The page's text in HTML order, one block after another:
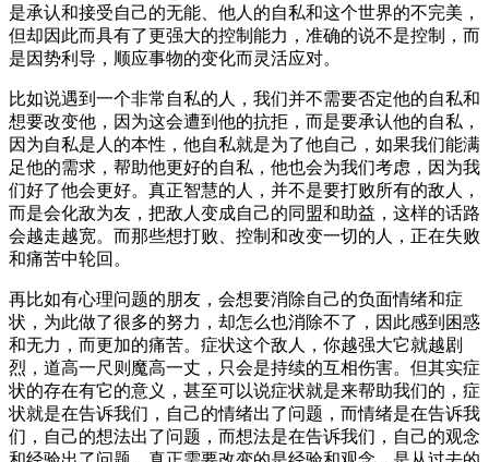
是承认和接受自己的无能、他人的自私和这个世界的不完美，
但却因此而具有了更强大的控制能力，准确的说不是控制，而
是因势利导，顺应事物的变化而灵活应对。
比如说遇到一个非常自私的人，我们并不需要否定他的自私和
想要改变他，因为这会遭到他的抗拒，而是要承认他的自私，
因为自私是人的本性，他自私就是为了他自己，如果我们能满
足他的需求，帮助他更好的自私，他也会为我们考虑，因为我
们好了他会更好。真正智慧的人，并不是要打败所有的敌人，
而是会化敌为友，把敌人变成自己的同盟和助益，这样的话路
会越走越宽。而那些想打败、控制和改变一切的人，正在失败
和痛苦中轮回。
再比如有心理问题的朋友，会想要消除自己的负面情绪和症
状，为此做了很多的努力，却怎么也消除不了，因此感到困惑
和无力，而更加的痛苦。症状这个敌人，你越强大它就越剧
烈，道高一尺则魔高一丈，只会是持续的互相伤害。但其实症
状的存在有它的意义，甚至可以说症状就是来帮助我们的，症
状就是在告诉我们，自己的情绪出了问题，而情绪是在告诉我
们，自己的想法出了问题，而想法是在告诉我们，自己的观念